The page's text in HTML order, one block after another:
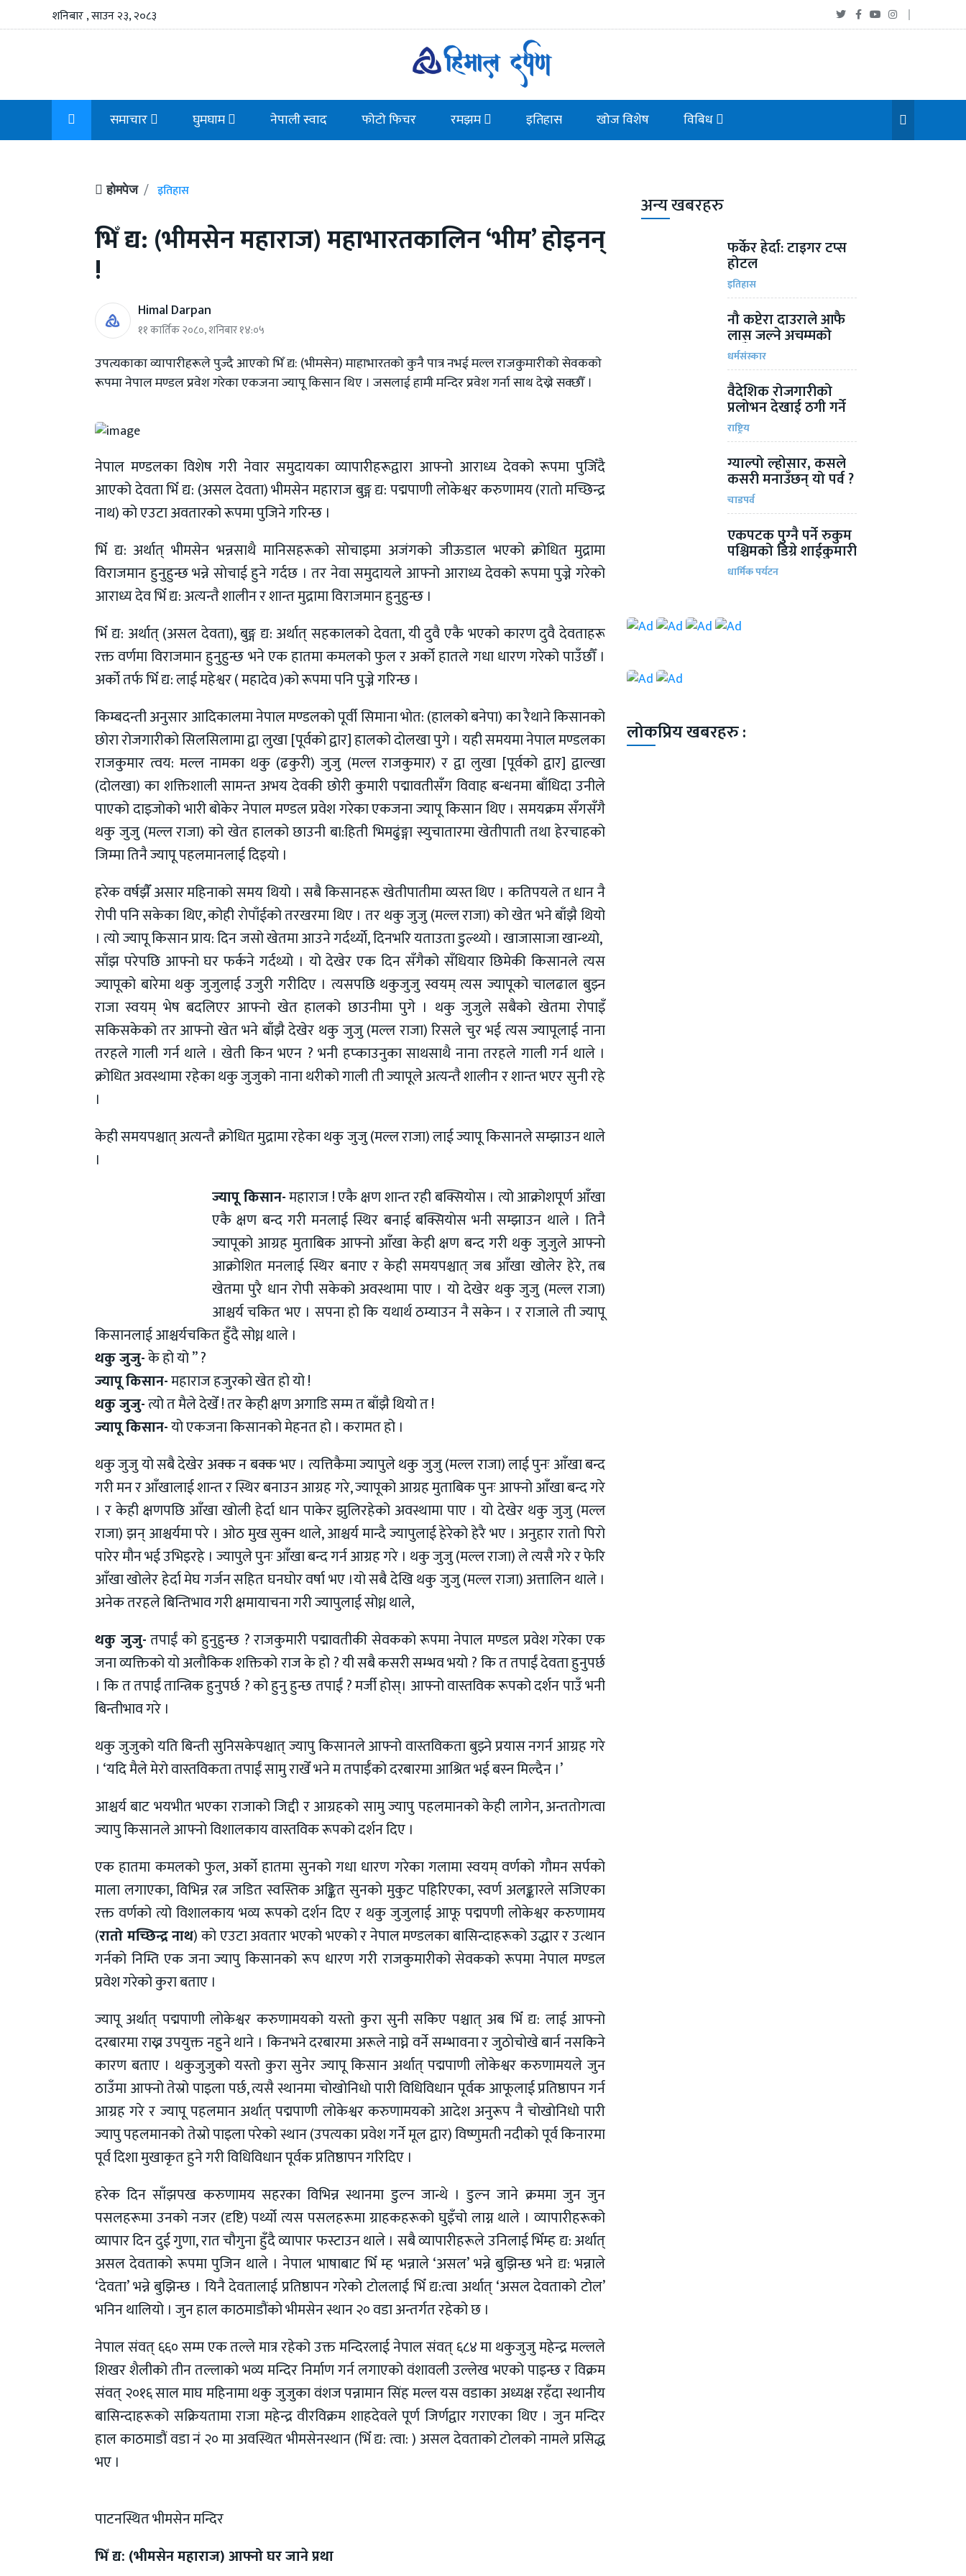
शनिबार , साउन २३, २०८३
समाचार घुमघाम नेपाली स्वाद फोटो फिचर रमझम इतिहास खोज विशेष विबिध
होमपेज इतिहास
भिँ द्य: (भीमसेन महाराज) महाभारतकालिन ‘भीम’ होइनन्
!
Himal Darpan
११ कार्तिक २०८०, शनिबार १४:०५
उपत्यकाका व्यापारीहरूले पुज्दै आएको भिँ द्य: (भीमसेन) माहाभारतकाे कुनै पात्र नभई मल्ल राजकुमारीको सेवककाे
रूपमा नेपाल मण्डल प्रवेश गरेका एकजना ज्यापू किसान थिए । जसलाई हामी मन्दिर प्रवेश गर्ना साथ देख्ने सक्छौँ ।
नेपाल मण्डलका विशेष गरी नेवार समुदायका व्यापारीहरूद्वारा आफ्नो आराध्य देवको रूपमा पुजिँदै
आएको देवता भिँ द्य: (असल देवता) भीमसेन महाराज बुङ्ग द्य: पद्मपाणी लोकेश्वर करुणामय (रातो मच्छिन्द्र
नाथ) को एउटा अवतारको रूपमा पुजिने गरिन्छ ।
भिँ द्य: अर्थात् भीमसेन भन्नसाथै मानिसहरूको सोचाइमा अजंगको जीऊडाल भएको क्रोधित मुद्रामा
विराजमान हुनुहुन्छ भन्ने साेचाई हुने गर्दछ । तर नेवा समुदायले आफ्नो आराध्य देवको रूपमा पुज्ने गरेको
आराध्य देव भिँ द्य: अत्यन्तै शालीन र शान्त मुद्रामा विराजमान हुनुहुन्छ ।
भिँ द्य: अर्थात् (असल देवता), बुङ्ग द्य: अर्थात् सहकालको देवता, यी दुवै एकै भएको कारण दुवै देवताहरू
रक्त वर्णमा विराजमान हुनुहुन्छ भने एक हातमा कमलको फुल र अर्को हातले गधा धारण गरेको पाउँछौँ ।
अर्को तर्फ भिँ द्य: लाई महेश्वर ( महादेव )को रूपमा पनि पुज्ने गरिन्छ ।
किम्बदन्ती अनुसार आदिकालमा नेपाल मण्डलको पूर्वी सिमाना भाेत: (हालको बनेपा) का रैथाने किसानको
छोरा रोजगारीको सिलसिलामा द्वा लुखा [पूर्वको द्वार] हालको दोलखा पुगे । यही समयमा नेपाल मण्डलका
राजकुमार त्वय: मल्ल नामका थकु (ढकुरी) जुजु (मल्ल राजकुमार) र द्वा लुखा [पूर्वको द्वार] द्वाल्खा
(दोलखा) का शक्तिशाली सामन्त अभय देवकी छोरी कुमारी पद्मावतीसँग विवाह बन्धनमा बाँधिदा उनीले
पाएको दाइजोको भारी बोकेर नेपाल मण्डल प्रवेश गरेका एकजना ज्यापू किसान थिए । समयक्रम सँगसँगै
थकु जुजु (मल्ल राजा) को खेत हालको छाउनी बा:हिती भिमढुंङ्गा स्युचातारमा खेतीपाती तथा हेरचाहको
जिम्मा तिनै ज्यापू पहलमानलाई दिइयो ।
हरेक वर्षझैँ असार महिनाको समय थियो । सबै किसानहरू खेतीपातीमा व्यस्त थिए । कतिपयले त धान नै
रोपी पनि सकेका थिए, कोही राेपाँईकाे तरखरमा थिए । तर थकु जुजु (मल्ल राजा) को खेत भने बाँझै थियो
। त्यो ज्यापू किसान प्राय: दिन जसो खेतमा आउने गर्दर्थ्याे, दिनभरि यताउता डुल्थ्यो । खाजासाजा खान्थ्यो,
साँझ परेपछि आफ्नो घर फर्कने गर्दथ्यो । यो देखेर एक दिन सँगैको सँधियार छिमेकी किसानले त्यस
ज्यापूको बारेमा थकु जुजुलाई उजुरी गरीदिए । त्यसपछि थकुजुजु स्वयम् त्यस ज्यापूको चालढाल बुझ्न
राजा स्वयम् भेष बदलिएर आफ्नो खेत हालको छाउनीमा पुगे । थकु जुजुले सबैकाे खेतमा रोपाइँ
सकिसकेको तर आफ्नो खेत भने बाँझै देखेर थकु जुजु (मल्ल राजा) रिसले चुर भई त्यस ज्यापूलाई नाना
तरहले गाली गर्न थाले । खेती किन भएन ? भनी हप्काउनुका साथसाथै नाना तरहले गाली गर्न थाले ।
क्रोधित अवस्थामा रहेका थकु जुजुकाे नाना थरीको गाली ती ज्यापूले अत्यन्तै शालीन र शान्त भएर सुनी रहे
।
केही समयपश्चात् अत्यन्तै क्रोधित मुद्रामा रहेका थकु जुजु (मल्ल राजा) लाई ज्यापू किसानले सम्झाउन थाले
।
ज्यापू किसान-महाराज ! एकै क्षण शान्त रही बक्सियाेस । त्यो आक्रोशपूर्ण आँखा
एकै क्षण बन्द गरी मनलाई स्थिर बनाई बक्सियाेस भनी सम्झाउन थाले । तिनै
ज्यापूको आग्रह मुताबिक आफ्नो आँखा केही क्षण बन्द गरी थकु जुजुले आफ्नो
आक्रोशित मनलाई स्थिर बनाए र केही समयपश्चात् जब आँखा खोलेर हेरे, तब
खेतमा पुरै धान रोपी सकेको अवस्थामा पाए । यो देखेर थकु जुजु (मल्ल राजा)
आश्चर्य चकित भए । सपना हो कि यथार्थ ठम्याउन नै सकेन । र राजाले ती ज्यापू
किसानलाई आश्चर्यचकित हुँदै सोध्न थाले ।
थकु जुजु-के हो यो ” ?
ज्यापू किसान-महाराज हजुरको खेत हो यो !
थकु जुजु-त्यो त मैले देखेँ ! तर केही क्षण अगाडि सम्म त बाँझै थियो त !
ज्यापू किसान-यो एकजना किसानको मेहनत हो । करामत हो ।
थकु जुजु यो सबै देखेर अक्क न बक्क भए । त्यत्तिकैमा ज्यापुले थकु जुजु (मल्ल राजा) लाई पुनः आँखा बन्द
गरी मन र आँखालाई शान्त र स्थिर बनाउन आग्रह गरे, ज्यापूको आग्रह मुताबिक पुनः आफ्नो आँखा बन्द गरे
। र केही क्षणपछि आँखा खोली हेर्दा धान पाकेर झुलिरहेको अवस्थामा पाए । यो देखेर थकु जुजु (मल्ल
राजा) झन् आश्चर्यमा परे । ओठ मुख सुक्न थाले, आश्चर्य मान्दै ज्यापुलाई हेरेको हेरै भए । अनुहार रातो पिरो
पारेर मौन भई उभिइरहे । ज्यापुले पुनः आँखा बन्द गर्न आग्रह गरे । थकु जुजु (मल्ल राजा) ले त्यसै गरे र फेरि
आँखा खोलेर हेर्दा मेघ गर्जन सहित घनघोर वर्षा भए ।यो सबै देखि थकु जुजु (मल्ल राजा) अत्तालिन थाले ।
अनेक तरहले बिन्तिभाव गरी क्षमायाचना गरी ज्यापुलाई सोध्न थाले,
थकु जुजु-तपाईं को हुनुहुन्छ ? राजकुमारी पद्मावतीकी सेवककाे रूपमा नेपाल मण्डल प्रवेश गरेका एक
जना व्यक्तिको यो अलौकिक शक्तिको राज के हो ? यी सबै कसरी सम्भव भयो ? कि त तपाईं देवता हुनुपर्छ
। कि त तपाईं तान्त्रिक हुनुपर्छ ? को हुनु हुन्छ तपाईं ? मर्जी होस्। आफ्नो वास्तविक रूपको दर्शन पाउँ भनी
बिन्तीभाव गरे ।
थकु जुजुकाे यति बिन्ती सुनिसकेपश्चात् ज्यापु किसानले आफ्नो वास्तविकता बुझ्ने प्रयास नगर्न आग्रह गरे
। ‘यदि मैले मेरो वास्तविकता तपाईं सामु राखेँ भने म तपाईँको दरबारमा आश्रित भई बस्न मिल्दैन ।’
आश्चर्य बाट भयभीत भएका राजाको जिद्दी र आग्रहको सामु ज्यापु पहलमानको केही लागेन, अन्ततोगत्वा
ज्यापु किसानले आफ्नो विशालकाय वास्तविक रूपको दर्शन दिए ।
एक हातमा कमलको फुल, अर्को हातमा सुनकाे गधा धारण गरेका गलामा स्वयम् वर्णको गाैमन सर्पको
माला लगाएका, विभिन्न रत्न जडित स्वस्तिक अङ्कित सुनकाे मुकुट पहिरिएका, स्वर्ण अलङ्कारले सजिएका
रक्त वर्णको त्यो विशालकाय भव्य रूपको दर्शन दिए र थकु जुजुलाई आफू पद्मपणी लोकेश्वर करुणामय
(रातो मच्छिन्द्र नाथ) को एउटा अवतार भएको भएको र नेपाल मण्डलका बासिन्दाहरूको उद्धार र उत्थान
गर्नको निम्ति एक जना ज्यापु किसानको रूप धारण गरी राजकुमारीको सेवककाे रूपमा नेपाल मण्डल
प्रवेश गरेको कुरा बताए ।
ज्यापू अर्थात् पद्मपाणी लोकेश्वर करुणामयको यस्तो कुरा सुनी सकिए पश्चात् अब भिँ द्य: लाई आफ्नो
दरबारमा राख्न उपयुक्त नहुने थाने । किनभने दरबारमा अरूले नाघ्ने वर्ने सम्भावना र जुठाेचाेखे बार्न नसकिने
कारण बताए । थकुजुजुकाे यस्तो कुरा सुनेर ज्यापू किसान अर्थात् पद्मपाणी लोकेश्वर करुणामयले जुन
ठाउँमा आफ्नो तेस्रो पाइला पर्छ, त्यसै स्थानमा चाेखाेनिधो पारी विधिविधान पूर्वक आफूलाई प्रतिष्ठापन गर्न
आग्रह गरे र ज्यापू पहलमान अर्थात् पद्मपाणी लोकेश्वर करुणामयको आदेश अनुरूप नै चाेखाेनिधो पारी
ज्यापु पहलमानको तेस्रो पाइला परेको स्थान (उपत्यका प्रवेश गर्ने मूल द्वार) विष्णुमती नदीको पूर्व किनारमा
पूर्व दिशा मुखाकृत हुने गरी विधिविधान पूर्वक प्रतिष्ठापन गरिदिए ।
हरेक दिन साँझपख करुणामय सहरका विभिन्न स्थानमा डुल्न जान्थे । डुल्न जाने क्रममा जुन जुन
पसलहरूमा उनको नजर (दृष्टि) पर्थ्यो त्यस पसलहरूमा ग्राहकहरूको घुइँचो लाग्न थाले । व्यापारीहरूको
व्यापार दिन दुई गुणा, रात चौगुना हुँदै व्यापार फस्टाउन थाले । सबै व्यापारीहरूले उनिलाई भिँम्ह द्य: अर्थात्
असल देवताको रूपमा पुजिन थाले । नेपाल भाषाबाट भिँ म्ह भन्नाले ‘असल’ भन्ने बुझिन्छ भने द्य: भन्नाले
‘देवता’ भन्ने बुझिन्छ । यिनै देवतालाई प्रतिष्ठापन गरेको टोललाई भिँ द्य:त्वा अर्थात् ‘असल देवताको टोल’
भनिन थालियो । जुन हाल काठमाडौंकाे भीमसेन स्थान २० वडा अन्तर्गत रहेको छ ।
नेपाल संवत् ६६० सम्म एक तल्ले मात्र रहेको उक्त मन्दिरलाई नेपाल संवत् ६८४ मा थकुजुजु महेन्द्र मल्लले
शिखर शैलीको तीन तल्लाको भव्य मन्दिर निर्माण गर्न लगाएको वंशावली उल्लेख भएको पाइन्छ र विक्रम
संवत् २०१६ साल माघ महिनामा थकु जुजुका वंशज पन्नामान सिंह मल्ल यस वडाका अध्यक्ष रहँदा स्थानीय
बासिन्दाहरूको सक्रियतामा राजा महेन्द्र वीरविक्रम शाहदेवले पूर्ण जिर्णद्वार गराएका थिए । जुन मन्दिर
हाल काठमाडौं वडा नं २० मा अवस्थित भीमसेनस्थान (भिँ द्य: त्वा: ) असल देवताको टोलको नामले प्रसिद्ध
भए ।
पाटनस्थित भीमसेन मन्दिर
भिँ द्य: (भीमसेन महाराज) आफ्नो घर जाने प्रथा
अन्य खबरहरु
फर्केर हेर्दा: टाइगर टप्स
होटल
इतिहास
नौ कप्टेरा दाउराले आफै
लास जल्ने अचम्मको
ठाऊँ
धर्मसंस्कार
वैदेशिक रोजगारीको
प्रलोभन देखाई ठगी गर्ने
चार जना पक्राउ
राष्ट्रिय
ग्याल्पो ल्होसार, कसले
कसरी मनाउँछन् यो पर्व ?
चाडपर्व
एकपटक पुग्‍नै पर्ने रुकुम
पश्चिमको डिग्रे शाईकुमारी
भगवतीदेवी मन्दिर
धार्मिक पर्यटन
लोकप्रिय खबरहरु :